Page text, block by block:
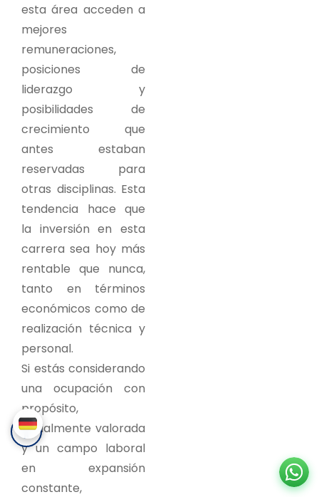
esta área acceden a
mejores
remuneraciones,
posiciones de
liderazgo y
posibilidades de
crecimiento que
antes estaban
reservadas para
otras disciplinas. Esta
tendencia hace que
la inversión en esta
carrera sea hoy más
rentable que nunca,
tanto en términos
económicos como de
realización técnica y
personal.
Si estás considerando
una ocupación con
propósito,
socialmente valorada
y un campo laboral
en expansión
constante,